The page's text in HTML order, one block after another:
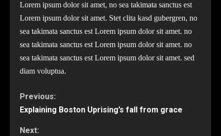
Lorem ipsum dolor sit amet, no sea takimata sanctus est
Lorem ipsum dolor sit amet. Stet clita kasd gubergren, no
sea takimata sanctus est Lorem ipsum dolor sit amet. no
sea takimata sanctus est Lorem ipsum dolor sit amet. no
sea takimata sanctus est Lorem ipsum dolor sit amet. sed
diam voluptua.
Continue
Reading
Previous:
Explaining Boston Uprising’s fall from grace
Next: